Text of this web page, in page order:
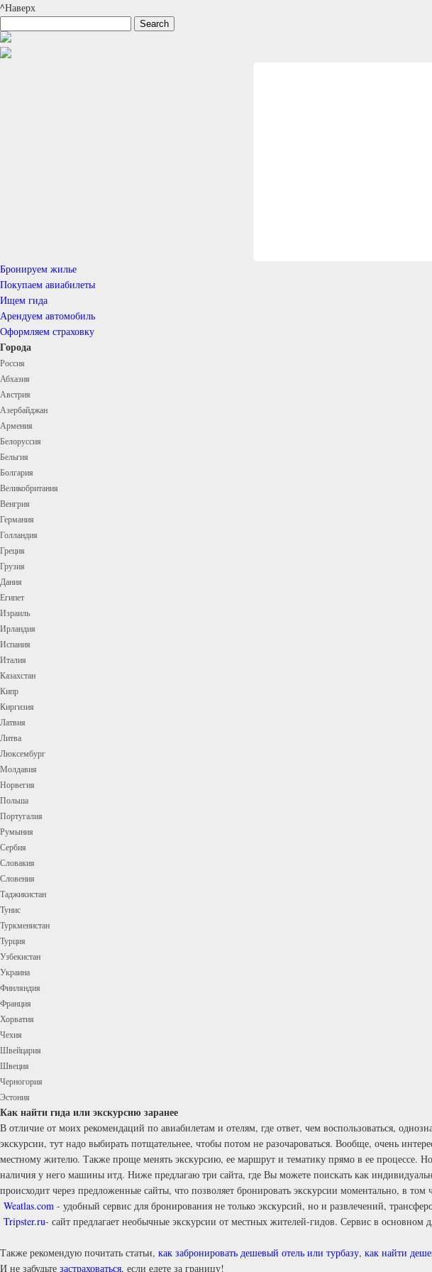
^Наверх
Бронируем жилье
Покупаем авиабилеты
Ищем гида
Арендуем автомобиль
Оформляем страховку
Города
Россия
Абхазия
Австрия
Азербайджан
Армения
Белоруссия
Бельгия
Болгария
Великобритания
Венгрия
Германия
Голландия
Греция
Грузия
Дания
Египет
Израиль
Ирландия
Испания
Италия
Казахстан
Кипр
Киргизия
Латвия
Литва
Люксембург
Молдавия
Норвегия
Польша
Португалия
Румыния
Сербия
Словакия
Словения
Таджикистан
Тунис
Туркменистан
Турция
Узбекистан
Украина
Финляндия
Франция
Хорватия
Чехия
Швейцария
Швеция
Черногория
Эстония
Как найти гида или экскурсию заранее
В отличие от моих рекомендаций по авиабилетам и отелям, где ответ, чем воспользоваться,
экскурсии, тут надо выбирать потщательнее, чтобы потом не разочароваться. Вообще, очень
местному жителю. Также проще менять экскурсию, ее маршрут и тематику прямо в ее процессе.
наличия у него машины итд. Ниже предлагаю три сайта, где Вы можете поискать как
происходит через предложенные сайты, что позволяет бронировать экскурсии моментально, в
Weatlas.com - удобный сервис для бронирования не только экскурсий, но и развлечений,
Tripster.ru- сайт предлагает необычные экскурсии от местных жителей-гидов. Сервис в
Также рекомендую почитать статьи, как забронировать дешевый отель или турбазу, как найти
И не забудьте застраховаться, если едете за границу!